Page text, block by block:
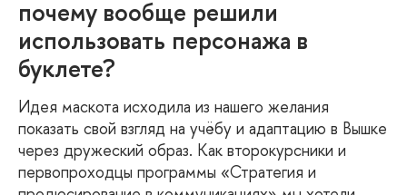
почему вообще решили
использовать персонажа в
буклете?
Идея маскота исходила из нашего желания
показать свой взгляд на учёбу и адаптацию в Вышке
через дружеский образ. Как второкурсники и
первопроходцы программы «Стратегия и